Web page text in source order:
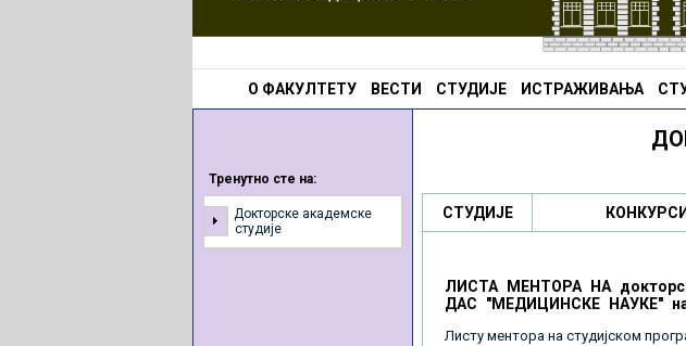
О ФАКУЛТЕТУ ВЕСТИ СТУДИЈЕ ИСТРАЖИВАЊА
Тренутно сте на:
Докторске академске
студије
СТУДИЈЕ
ЛИСТА МЕНТОРА НА
ДАС "МЕДИЦИНСКЕ НАУКЕ" на
Листу ментора на студијском